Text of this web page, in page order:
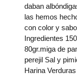
daban
las hemos
con color y
Ingredientes
80gr.miga de
perejil Sal y
Harina